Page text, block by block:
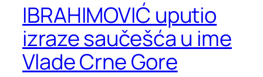
IBRAHIMOVIĆ uputio
izraze saučešća u ime
Vlade Crne Gore